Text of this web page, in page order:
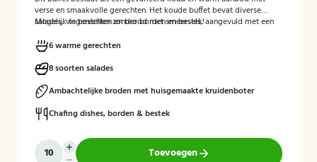
verse en smaakvolle gerechten. Het koude buffet bevat diverse
salades, visgerechten en brood met smeersels, aangevuld met een
zoals eendenborst, gamba’s, biefstukreepjes en buikspek,
geserveerd met bijgerechten zoals gewokte groenten en
aardappeltjes.
Mogelijk te bestellen zonder borden en bestek!
6 warme gerechten
8 soorten salades
Ambachtelijke broden met huisgemaakte kruidenboter
Chafing dishes, borden & bestek
Toevoegen